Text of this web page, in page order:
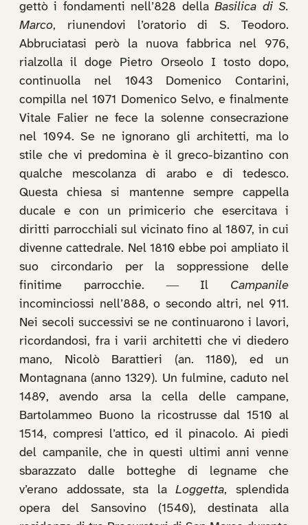
gettò i fondamenti nell’828 dellaBasilica di S.
Marco, riunendovi l’oratorio di S. Teodoro.
Abbruciatasi però la nuova fabbrica nel 976,
rialzolla il doge Pietro Orseolo I tosto dopo,
continuolla nel 1043 Domenico Contarini,
compilla nel 1071 Domenico Selvo, e finalmente
Vitale Falier ne fece la solenne consecrazione
nel 1094. Se ne ignorano gli architetti, ma lo
stile che vi predomina è il greco-bizantino con
qualche mescolanza di arabo e di tedesco.
Questa chiesa si mantenne sempre cappella
ducale e con un primicerio che esercitava i
diritti parrocchiali sul vicinato fino al 1807, in cui
divenne cattedrale. Nel 1810 ebbe poi ampliato il
suo circondario per la soppressione delle
finitime parrocchie. ― Il Campanile
incominciossi nell’888, o secondo altri, nel 911.
Nei secoli successivi se ne continuarono i lavori,
ricordandosi, fra i varii architetti che vi diedero
mano, Nicolò Barattieri (an. 1180), ed un
Montagnana (anno 1329). Un fulmine, caduto nel
1489, avendo arsa la cella delle campane,
Bartolammeo Buono la ricostrusse dal 1510 al
1514, compresi l’attico, ed il pinacolo. Ai piedi
del campanile, che in questi ultimi anni venne
sbarazzato dalle botteghe di legname che
v’erano addossate, sta laLoggetta, splendida
opera del Sansovino (1540), destinata alla